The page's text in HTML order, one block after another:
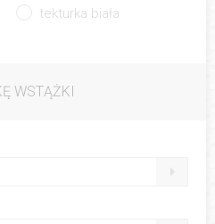
tekturka biała
WSTĄŻKI